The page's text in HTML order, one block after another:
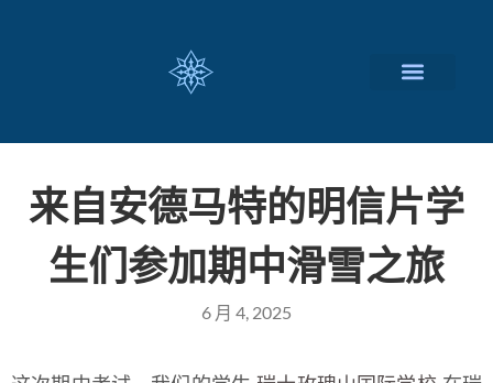
来自安德马特的明信片学
生们参加期中滑雪之旅
6 月 4, 2025